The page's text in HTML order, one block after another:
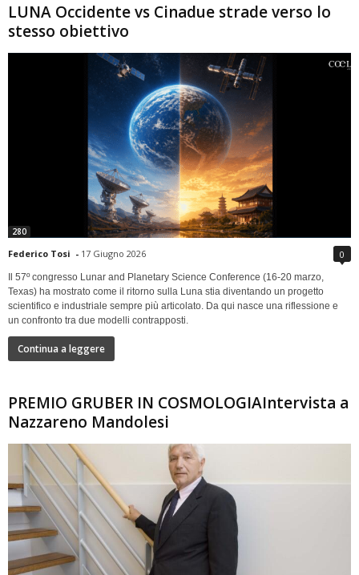
LUNA Occidente vs Cinadue strade verso lo
stesso obiettivo
280
Federico Tosi - 17 Giugno 2026 0
Il 57º congresso Lunar and Planetary Science Conference (16-20 marzo,
Texas) ha mostrato come il ritorno sulla Luna stia diventando un progetto
scientifico e industriale sempre più articolato. Da qui nasce una riflessione e
un confronto tra due modelli contrapposti.
Continua a leggere
PREMIO GRUBER IN COSMOLOGIAIntervista a
Nazzareno Mandolesi